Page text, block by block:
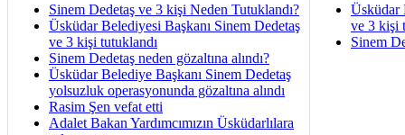
Sinem Dedetaş ve 3 kişi Neden Tutuklandı?
Üsküdar Belediyesi Başkanı Sinem Dedetaş
ve 3 kişi tutuklandı
Sinem Dedetaş neden gözaltına alındı?
Üsküdar Belediye Başkanı Sinem Dedetaş
yolsuzluk operasyonunda gözaltına alındı
Rasim Şen vefat etti
Adalet Bakan Yardımcımızın Üsküdarlılara
Üsküdar
ve 3 kişi
Sinem